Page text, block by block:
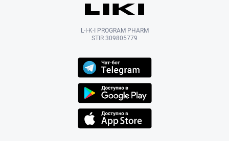
L-I-K-I PROGRAM PHARM
STIR 309805779